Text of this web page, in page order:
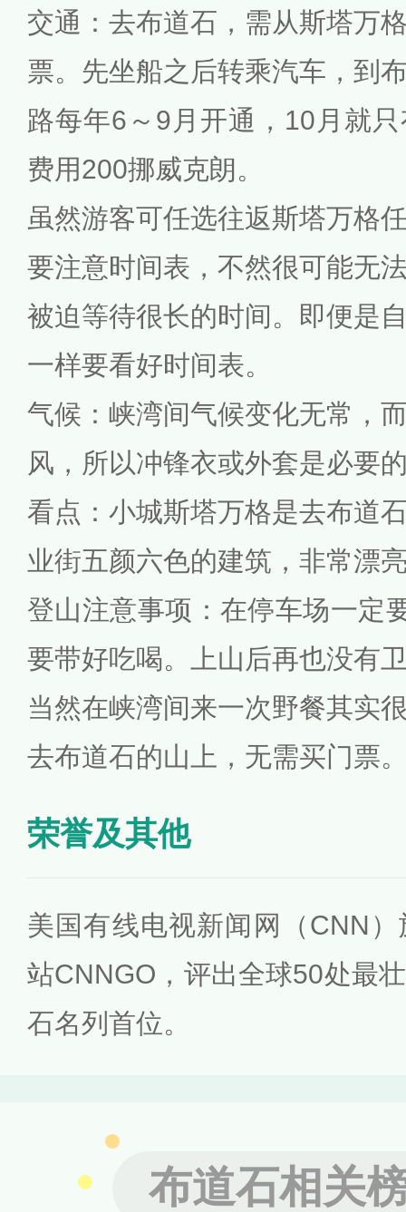
交通：去布道石，需从斯塔万
票。先坐船之后转乘汽车，到
路每年6～9月开通，10月就
费用200挪威克朗。
虽然游客可任选往返斯塔万格
要注意时间表，不然很可能无
被迫等待很长的时间。即便是
一样要看好时间表。
气候：峡湾间气候变化无常，
风，所以冲锋衣或外套是必要
看点：小城斯塔万格是去布道
业街五颜六色的建筑，非常漂
登山注意事项：在停车场一定
要带好吃喝。上山后再也没有
当然在峡湾间来一次野餐其实
去布道石的山上，无需买门票
荣誉及其他
美国有线电视新闻网（CNN
站CNNGO，评出全球50处最
石名列首位。
布道石相关